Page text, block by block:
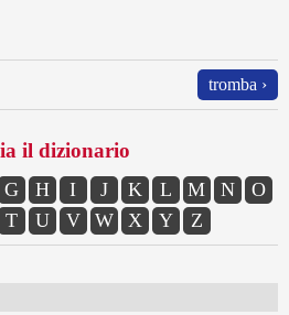
tromba ›
il dizionario
G H I J K L M N
O
T U V W X Y Z